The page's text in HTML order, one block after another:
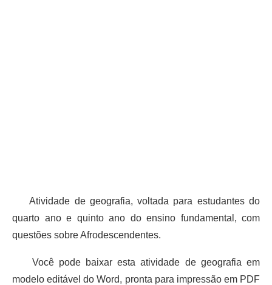
Atividade de geografia, voltada para estudantes do
quarto ano e quinto ano do ensino fundamental, com
questões sobre Afrodescendentes.
Você pode baixar esta atividade de geografia em
modelo editável do Word, pronta para impressão em PDF